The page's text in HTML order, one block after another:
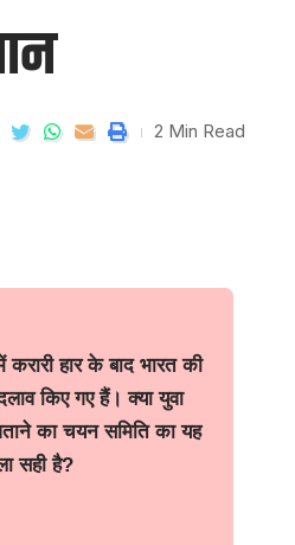
2 Min Read
हार के बाद भारत की
किए गए हैं। क्या युवा
का चयन समिति का यह
सही है?